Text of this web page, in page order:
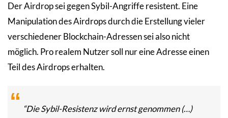
Der Airdrop sei gegen Sybil-Angriffe resistent. Eine
Manipulation des Airdrops durch die Erstellung vieler
verschiedener Blockchain-Adressen sei also nicht
möglich. Pro realem Nutzer soll nur eine Adresse einen
Teil des Airdrops erhalten.
“Die Sybil-Resistenz wird ernst genommen (…)